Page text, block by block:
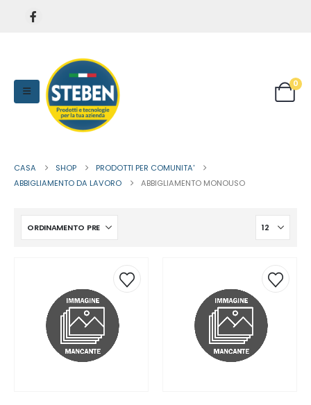
0
CASA SHOP
PRODOTTI PER COMUNITA'
ABBIGLIAMENTO DA LAVORO
ABBIGLIAMENTO MONOUSO